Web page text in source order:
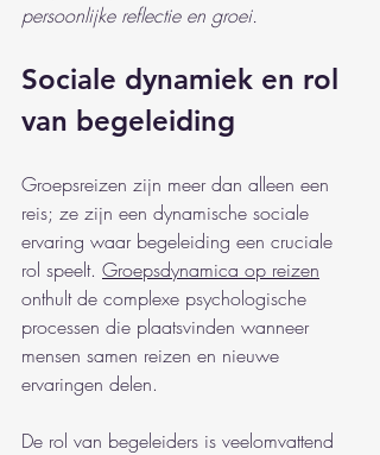
persoonlijke reflectie en groei.
Sociale dynamiek en rol
van begeleiding
Groepsreizen zijn meer dan alleen een
reis; ze zijn een dynamische sociale
ervaring waar begeleiding een cruciale
rol speelt. Groepsdynamica op reizen
onthult de complexe psychologische
processen die plaatsvinden wanneer
mensen samen reizen en nieuwe
ervaringen delen.
De rol van begeleiders is veelomvattend